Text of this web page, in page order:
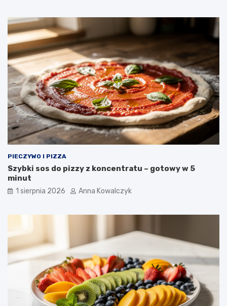
PIECZYWO I PIZZA
Szybki sos do pizzy z koncentratu – gotowy w 5
minut
1 sierpnia 2026 Anna Kowalczyk